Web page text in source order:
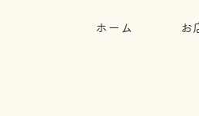
ホーム お